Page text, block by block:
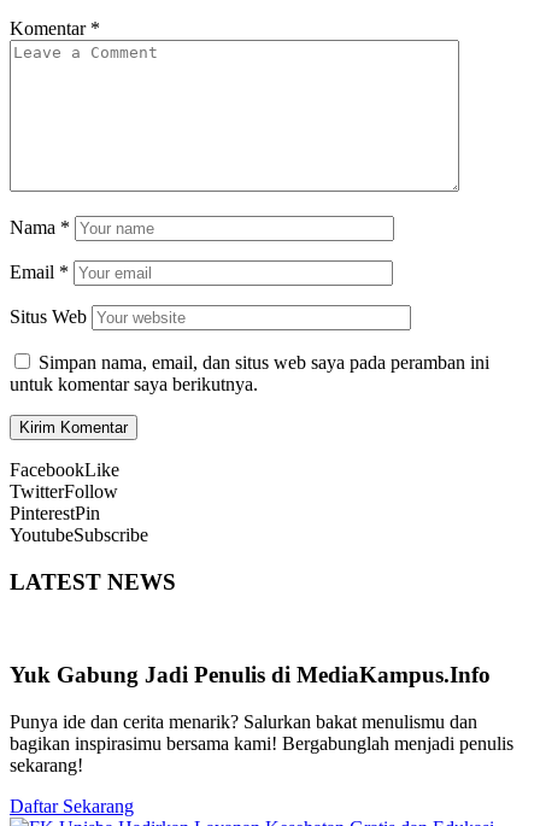
Komentar *
Nama *
Email *
Situs Web
Simpan nama, email, dan situs web saya pada peramban ini
untuk komentar saya berikutnya.
FacebookLike
TwitterFollow
PinterestPin
YoutubeSubscribe
LATEST NEWS
Yuk Gabung Jadi Penulis di MediaKampus.Info
Punya ide dan cerita menarik? Salurkan bakat menulismu dan
bagikan inspirasimu bersama kami! Bergabunglah menjadi penulis
sekarang!
Daftar Sekarang